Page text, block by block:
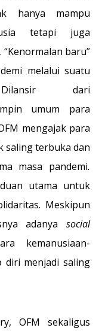
hanya mampu
tetapi juga
baru”
melalui suatu
dari
umum para
mengajak para
saling terbuka dan
masa pandemi.
utama untuk
Meskipun
adanya social
kemanusiaan-
diri menjadi saling
OFM sekaligus